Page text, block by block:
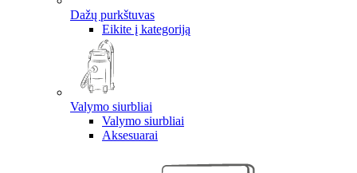
Dažų purkštuvas
Eikite į kategoriją
Valymo siurbliai
Valymo siurbliai
Aksesuarai